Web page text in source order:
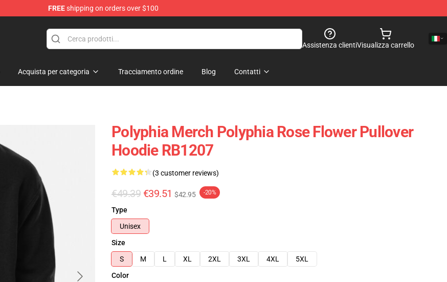
FREEshipping on orders over $100
Assistenza clientiVisualizza carrello
Acquista per categoria Tracciamento ordine Blog Contatti
Polyphia Merch Polyphia Rose Flower Pullover
Hoodie RB1207
(3 customer reviews)
€49.39 €39.51 $42.95 -20%
Type
Unisex
Size
S
M L XL 2XL 3XL 4XL
5XL
Color